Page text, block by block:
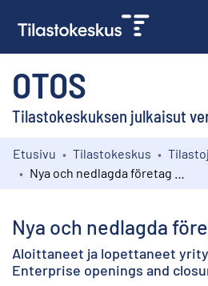
OTOS
Tilastokeskuksen julkaisut
Kokoelmat
Etusivu Tilastokeskus
Nya och nedlagda
Aloittaneet ja lopettaneet
Enterprise openings and